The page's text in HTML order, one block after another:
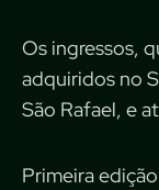
Os ingressos,
adquiridos no
São Rafael, e
Primeira